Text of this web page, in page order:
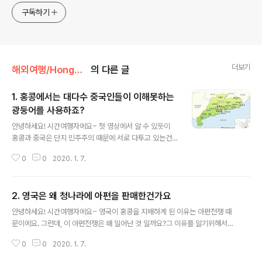
구독하기
해외여행/HongKong(홍콩) 의 다른 글 더보기
1. 홍콩에서는 대다수 중국인들이 이해못하는
광둥어를 사용하죠?
안녕하세요! 시간여행자에요~ 첫 영상에서 알 수 있듯이
홍콩과 중국은 단지 민주주의 때문에 서로 다투고 있는건
왜 이것이 북경에서 쓰이는 중국어와 다른걸까요? 이번에
대만편에서 살펴봤듯이 한족이 세원 명나라(1368~164
4)가 여진족이 세운 청나라(1644~1924)에게 밀려 한족
출신들은 점점 남쪽지방으로 후퇴했어요. 대부분 한족은
람들은 광둥성 지방에서 자신들만의 문화를 구축하면서 살
0 0 2020. 1. 7.
2. 영국은 왜 청나라에 아편을 판매한건가요
안녕하세요! 시간여행자에요~ 영국이 홍콩을 지배하게 된 이유는 아편전쟁 때
문이에요. 그런데, 이 아편전쟁은 왜 일어난 것 일까요?그 이유를 알기위해서는
해 아편전쟁이 일어난 이유에 대해서 알아보도록 할께요~! '''사실 아래 글들은
0 0 2020. 1. 7.